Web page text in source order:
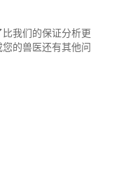
我们的保证分析更
的兽医还有其他问